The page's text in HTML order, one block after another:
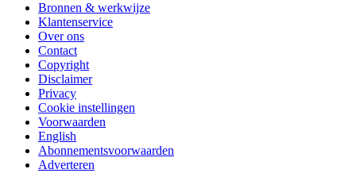
Bronnen & werkwijze
Klantenservice
Over ons
Contact
Copyright
Disclaimer
Privacy
Cookie instellingen
Voorwaarden
English
Abonnementsvoorwaarden
Adverteren